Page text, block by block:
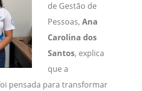
de Gestão de
Pessoas, Ana
Carolina dos
Santos, explica
que a
pensada para transformar